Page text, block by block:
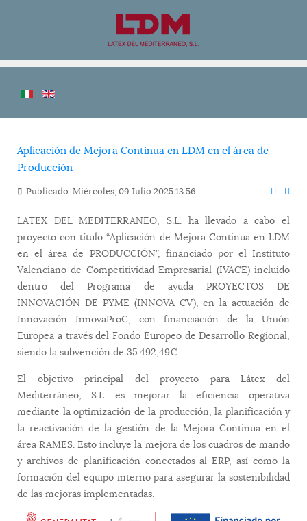
Aplicación de Mejora Continua en LDM en el área de
Producción
Publicado: Miércoles, 09 Julio 2025 13:56
LATEX DEL MEDITERRANEO, S.L. ha llevado a cabo el
proyecto con título “Aplicación de Mejora Continua en LDM
en el área de PRODUCCIÓN”, financiado por el Instituto
Valenciano de Competitividad Empresarial (IVACE) incluido
dentro del Programa de ayuda PROYECTOS DE
INNOVACIÓN DE PYME (INNOVA-CV), en la actuación de
Innovación InnovaProC, con financiación de la Unión
Europea a través del Fondo Europeo de Desarrollo Regional,
siendo la subvención de 35.492,49€.
El objetivo principal del proyecto para Látex del
Mediterráneo, S.L. es mejorar la eficiencia operativa
mediante la optimización de la producción, la planificación y
la reactivación de la gestión de la Mejora Continua en el
área RAMES. Esto incluye la mejora de los cuadros de mando
y archivos de planificación conectados al ERP, así como la
formación del equipo interno para asegurar la sostenibilidad
de las mejoras implementadas.